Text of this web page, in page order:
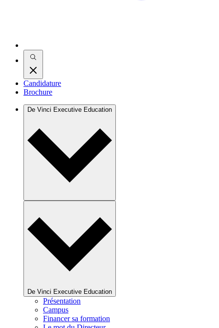
Candidature
Brochure
De Vinci Executive Education
De Vinci Executive Education
Présentation
Campus
Financer sa formation